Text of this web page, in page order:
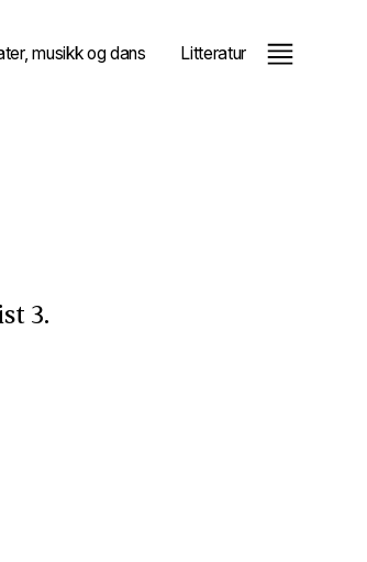
musikk og dans Litteratur
3.